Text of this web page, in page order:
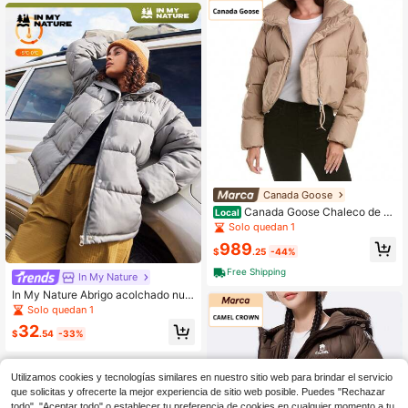
In My Nature
In My Nature Abrigo acolchado nue
vo 2024, abrigo corto holgado estil
o coreano, abrigo de invierno grues
o con aislamiento, primavera
Solo quedan 1
$32.54 -33%
Canada Goose
Local Canada Goose Chaleco de pl
umas acolchado color granate
Solo quedan 1
$989.25 -44%
Free Shipping
Utilizamos cookies y tecnologías similares en nuestro sitio web para brindar el servicio
que solicitas y ofrecerte la mejor experiencia de sitio web posible. Puedes "Rechazar